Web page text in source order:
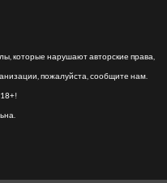
которые нарушают авторские права,
пожалуйста, сообщите нам.